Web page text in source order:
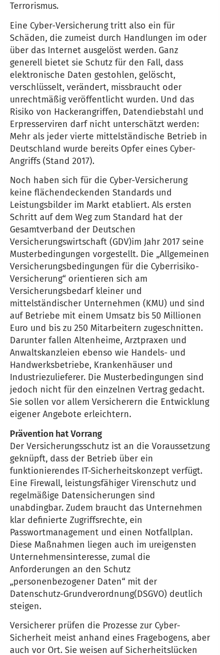
Terrorismus.
Eine Cyber-Versicherung tritt also ein für
Schäden, die zumeist durch Handlungen im oder
über das Internet ausgelöst werden. Ganz
generell bietet sie Schutz für den Fall, dass
elektronische Daten gestohlen, gelöscht,
verschlüsselt, verändert, missbraucht oder
unrechtmäßig veröffentlicht wurden. Und das
Risiko von Hackerangriffen, Datendiebstahl und
Erpresserviren darf nicht unterschätzt werden:
Mehr als jeder vierte mittelständische Betrieb in
Deutschland wurde bereits Opfer eines Cyber-
Angriffs (Stand 2017).
Noch haben sich für die Cyber-Versicherung
keine flächendeckenden Standards und
Leistungsbilder im Markt etabliert. Als ersten
Schritt auf dem Weg zum Standard hat der
Gesamtverband der Deutschen
Versicherungswirtschaft (GDV)im Jahr 2017 seine
Musterbedingungen vorgestellt. Die „Allgemeinen
Versicherungsbedingungen für die Cyberrisiko-
Versicherung“ orientieren sich am
Versicherungsbedarf kleiner und
mittelständischer Unternehmen (KMU) und sind
auf Betriebe mit einem Umsatz bis 50 Millionen
Euro und bis zu 250 Mitarbeitern zugeschnitten.
Darunter fallen Altenheime, Arztpraxen und
Anwaltskanzleien ebenso wie Handels- und
Handwerksbetriebe, Krankenhäuser und
Industriezulieferer. Die Musterbedingungen sind
jedoch nicht für den einzelnen Vertrag gedacht.
Sie sollen vor allem Versicherern die Entwicklung
eigener Angebote erleichtern.
Prävention hat Vorrang
Der Versicherungsschutz ist an die Voraussetzung
geknüpft, dass der Betrieb über ein
funktionierendes IT-Sicherheitskonzept verfügt.
Eine Firewall, leistungsfähiger Virenschutz und
regelmäßige Datensicherungen sind
unabdingbar. Zudem braucht das Unternehmen
klar definierte Zugriffsrechte, ein
Passwortmanagement und einen Notfallplan.
Diese Maßnahmen liegen auch im ureigensten
Unternehmensinteresse, zumal die
Anforderungen an den Schutz
„personenbezogener Daten“ mit der
Datenschutz-Grundverordnung(DSGVO) deutlich
steigen.
Versicherer prüfen die Prozesse zur Cyber-
Sicherheit meist anhand eines Fragebogens, aber
auch vor Ort. Sie weisen auf Sicherheitslücken